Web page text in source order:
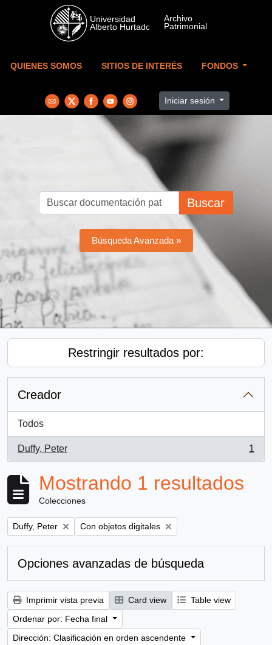
Skip to main content
QUIENES SOMOS SITIOS DE INTERÉS FONDOS
Iniciar sesión
Buscar
Búsqueda Avanzada »
Restringir resultados por:
Creador
Todos
Duffy, Peter
, 1 resultados
1
Mostrando 1 resultados
Colecciones
Remove filter:
Duffy, Peter Remove filter:
Con objetos digitales
Opciones avanzadas de búsqueda
Imprimir vista previa Card view
Table view
Ordenar por: Fecha final
Dirección: Clasificación en orden ascendente